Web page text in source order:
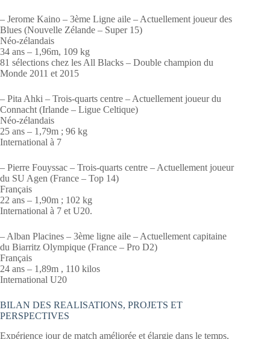
– Jerome Kaino – 3ème Ligne aile – Actuellement joueur des
Blues (Nouvelle Zélande – Super 15)
Néo-zélandais
34 ans – 1,96m, 109 kg
81 sélections chez les All Blacks – Double champion du
Monde 2011 et 2015
– Pita Ahki – Trois-quarts centre – Actuellement joueur du
Connacht (Irlande – Ligue Celtique)
Néo-zélandais
25 ans – 1,79m ; 96 kg
International à 7
– Pierre Fouyssac – Trois-quarts centre – Actuellement joueur
du SU Agen (France – Top 14)
Français
22 ans – 1,90m ; 102 kg
International à 7 et U20.
– Alban Placines – 3ème ligne aile – Actuellement capitaine
du Biarritz Olympique (France – Pro D2)
Français
24 ans – 1,89m , 110 kilos
International U20
BILAN DES REALISATIONS, PROJETS ET
PERSPECTIVES
Expérience jour de match améliorée et élargie dans le temps,